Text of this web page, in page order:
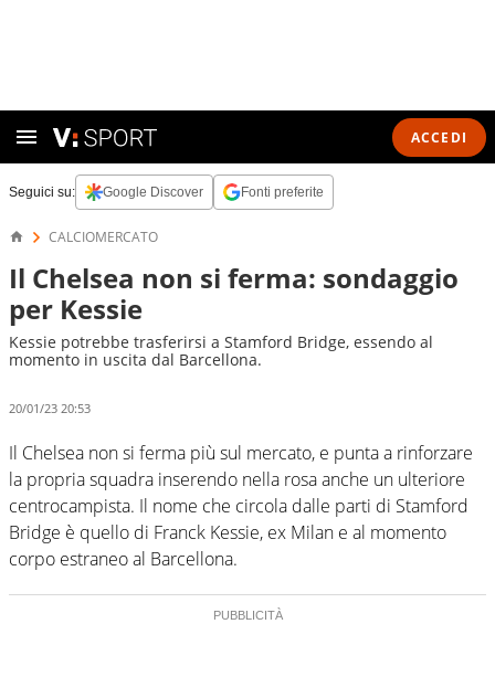
ACCEDI
Seguici su: Google Discover Fonti preferite
CALCIOMERCATO
Il Chelsea non si ferma: sondaggio
per Kessie
Kessie potrebbe trasferirsi a Stamford Bridge, essendo al
momento in uscita dal Barcellona.
20/01/23 20:53
Il Chelsea non si ferma più sul mercato, e punta a rinforzare
la propria squadra inserendo nella rosa anche un ulteriore
centrocampista. Il nome che circola dalle parti di Stamford
Bridge è quello di Franck Kessie, ex Milan e al momento
corpo estraneo al Barcellona.